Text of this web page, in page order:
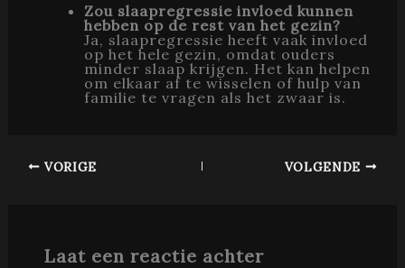
Zou slaapregressie invloed kunnen
hebben op de rest van het gezin?
Ja, slaapregressie heeft vaak invloed
op het hele gezin, omdat ouders
minder slaap krijgen. Het kan helpen
om elkaar af te wisselen of hulp van
familie te vragen als het zwaar is.
VORIGE VOLGENDE
Laat een reactie achter